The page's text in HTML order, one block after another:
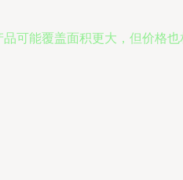
可能覆盖面积更大，但价格也